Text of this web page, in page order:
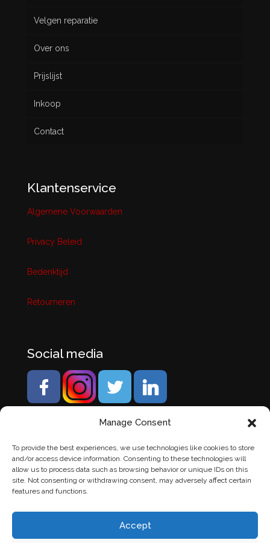
Manage Consent
To provide the best experiences, we use technologies like cookies to store
and/or access device information. Consenting to these technologies will
allow us to process data such as browsing behavior or unique IDs on this
site. Not consenting or withdrawing consent, may adversely affect certain
features and functions.
Accept
Gebruikt
Velgen reparatie
Over ons
Prijslijst
Inkoop
Contact
Klantenservice
Algemene Voorwaarden
Privacy Beleid
Bedenktijd
Retourneren
Social media